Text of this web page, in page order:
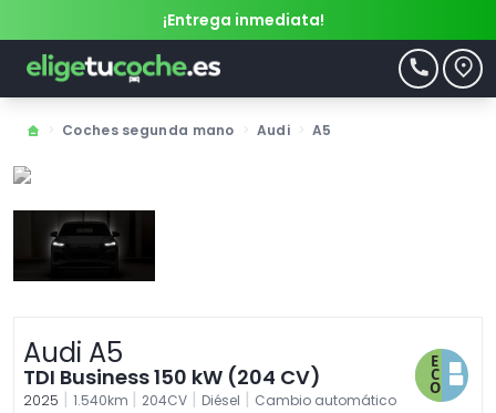
¡Entrega inmediata!
Coches segunda mano Audi A5
Audi A5
TDI Business 150 kW (204 CV)
2025 | 1.540km | 204CV | Diésel | Cambio automático